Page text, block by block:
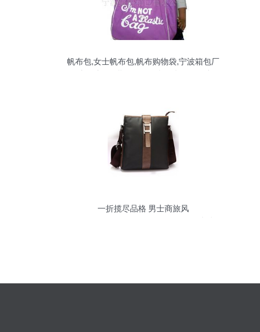
帆布包,女士帆布包,帆布购物袋,宁波箱包厂
一折揽尽品格 男士商旅风